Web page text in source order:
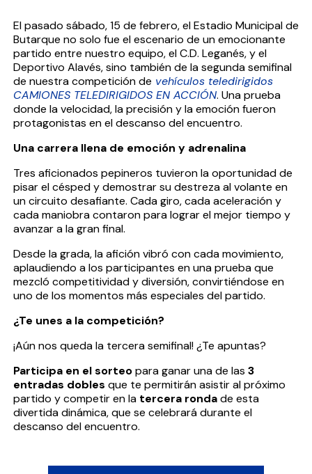
El pasado sábado, 15 de febrero, el Estadio Municipal de
Butarque no solo fue el escenario de un emocionante
partido entre nuestro equipo, el C.D. Leganés, y el
Deportivo Alavés, sino también de la segunda semifinal
de nuestra competición de vehículos teledirigidos
CAMIONES TELEDIRIGIDOS EN ACCIÓN. Una prueba
donde la velocidad, la precisión y la emoción fueron
protagonistas en el descanso del encuentro.
Una carrera llena de emoción y adrenalina
Tres aficionados pepineros tuvieron la oportunidad de
pisar el césped y demostrar su destreza al volante en
un circuito desafiante. Cada giro, cada aceleración y
cada maniobra contaron para lograr el mejor tiempo y
avanzar a la gran final.
Desde la grada, la afición vibró con cada movimiento,
aplaudiendo a los participantes en una prueba que
mezcló competitividad y diversión, convirtiéndose en
uno de los momentos más especiales del partido.
¿Te unes a la competición?
¡Aún nos queda la tercera semifinal! ¿Te apuntas?
Participa en el sorteopara ganar una de las 3
entradas dobles que te permitirán asistir al próximo
partido y competir en la tercera rondade esta
divertida dinámica, que se celebrará durante el
descanso del encuentro.